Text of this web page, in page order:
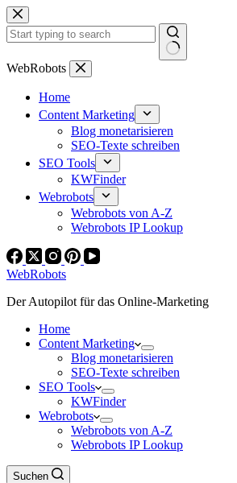
Zum
Inhalt
springen
Keine
WebRobots
Home
Content Marketing
Blog monetarisieren
SEO-Texte schreiben
SEO Tools
KWFinder
Webrobots
Webrobots von A-Z
Webrobots IP Lookup
WebRobots
Der Autopilot für das Online-Marketing
Home
Content Marketing
Blog monetarisieren
SEO-Texte schreiben
SEO Tools
KWFinder
Webrobots
Webrobots von A-Z
Webrobots IP Lookup
Suchen